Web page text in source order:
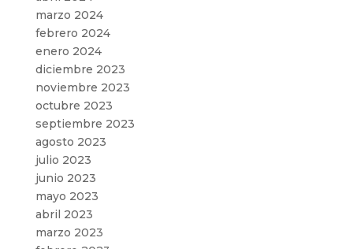
marzo 2024
febrero 2024
enero 2024
diciembre 2023
noviembre 2023
octubre 2023
septiembre 2023
agosto 2023
julio 2023
junio 2023
mayo 2023
abril 2023
marzo 2023